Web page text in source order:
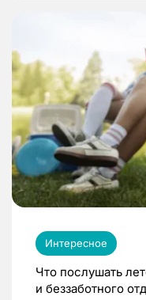
Интересное
Что послушать
и беззаботного